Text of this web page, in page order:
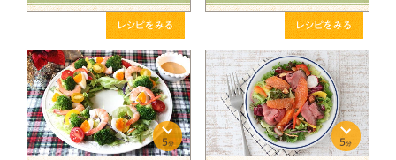
レシピをみる レシピをみる
5分 5分